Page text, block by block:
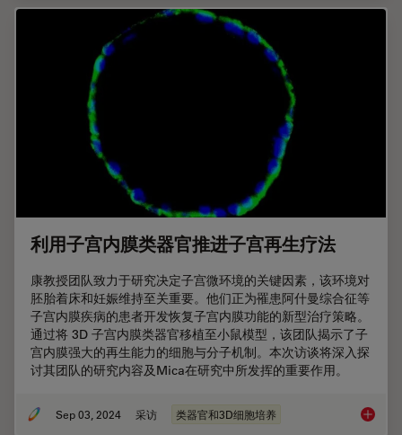
利用子宫内膜类器官推进子宫再生疗法
康教授团队致力于研究决定子宫微环境的关键因素，该环境对
胚胎着床和妊娠维持至关重要。他们正为罹患阿什曼综合征等
子宫内膜疾病的患者开发恢复子宫内膜功能的新型治疗策略。
通过将 3D 子宫内膜类器官移植至小鼠模型，该团队揭示了子
宫内膜强大的再生能力的细胞与分子机制。本次访谈将深入探
讨其团队的研究内容及Mica在研究中所发挥的重要作用。
Sep 03, 2024 采访 类器官和3D细胞培养 利用子